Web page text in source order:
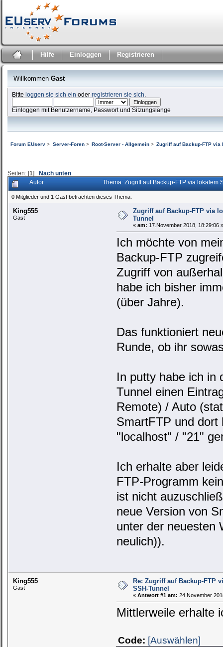
Hilfe Einloggen Registrieren
Willkommen Gast
Bitteloggen sie sich ein oderregistrieren sie sich
Einloggen mit Benutzername, Passwort und Sitzungslänge
Forum EUserv > Server-Foren> Root-Server - Allgemein> Zugriff auf Backup-FTP via
Seiten: [1] Nach unten
Autor Thema: Zugriff auf Backup-FTP via
0 Mitglieder und 1 Gast betrachten dieses Thema.
King555
Gast
Zugriff auf Backup-FTP via
Tunnel
« am: 17.November 2018, 18:29:06 »
Ich möchte von
Backup-FTP
Zugriff von
habe ich bisher
(über Jahre).
Das funktioniert
Runde, ob ihr
In putty habe ich in
Tunnel einen
Remote) / Auto
SmartFTP und
"localhost" / "21"
Ich erhalte aber
FTP-Programm
ist nicht
neue Version von
unter der neuesten
neulich)).
King555
Gast
Re: Zugriff auf Backup-FTP
SSH-Tunnel
« Antwort #1 am: 24.November
Mittlerweile erhalte
Code: [Auswählen]